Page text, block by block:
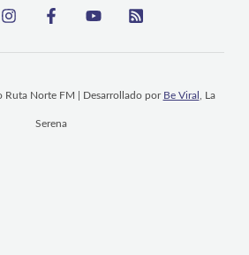
Norte FM | Desarrollado por Be Viral , La
Serena